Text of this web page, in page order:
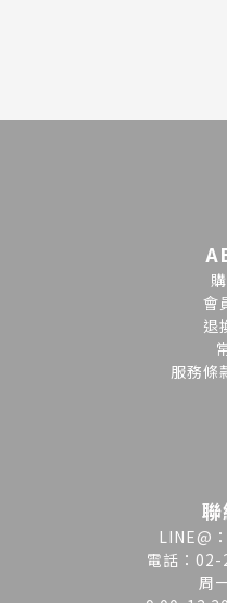
會
退
服務條
LINE@ ：
電話：
周